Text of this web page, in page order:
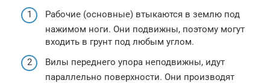
Рабочие (основные) втыкаются в землю под
нажимом ноги. Они подвижны, поэтому могут
входить в грунт под любым углом.
Вилы переднего упора неподвижны, идут
параллельно поверхности. Они производят